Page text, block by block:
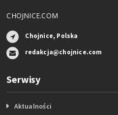
CHOJNICE.COM
Chojnice, Polska
redakcja@chojnice.com
Serwisy
Aktualności